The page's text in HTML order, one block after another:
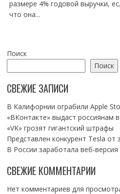
размере 4% годовой выручки,
что она...
Поиск
Поиск
СВЕЖИЕ ЗАПИСИ
В Калифорнии ограбили Apple
«ВКонтакте» выдаст россиянам
«VK» грозят гигантский штрафы
Представлен конкурент Tesla от
В России заработала веб-
СВЕЖИЕ КОММЕНТАРИИ
Нет комментариев для